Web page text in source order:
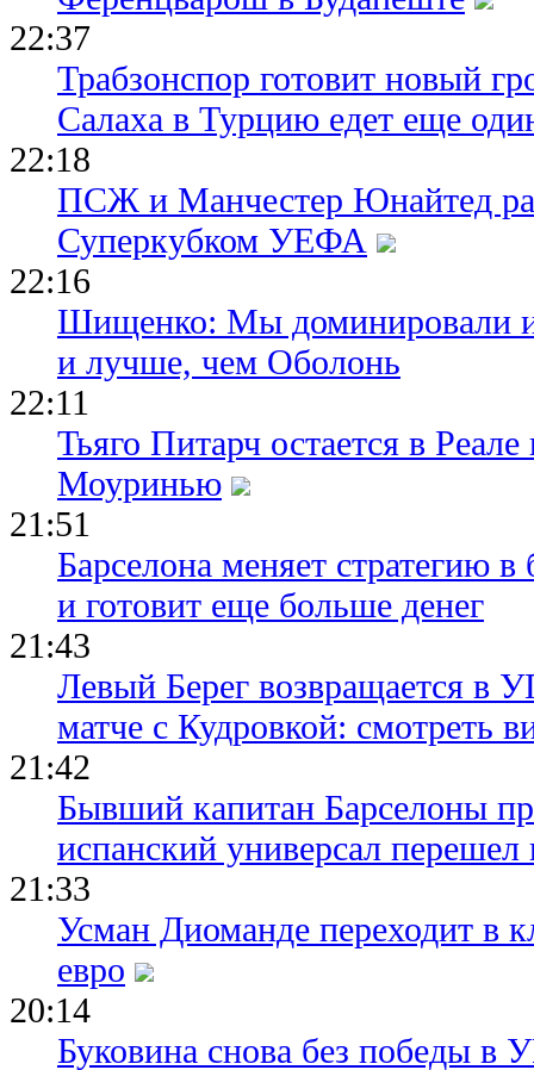
22:37
Трабзонспор готовит новый
Салаха в Турцию едет еще
22:18
ПСЖ и Манчестер Юнайтед
Суперкубком УЕФА
22:16
Шищенко: Мы доминировали
и лучше, чем Оболонь
22:11
Тьяго Питарч остается в
Моуринью
21:51
Барселона меняет стратегию
и готовит еще больше денег
21:43
Левый Берег возвращается в
матче с Кудровкой: смотреть
21:42
Бывший капитан Барселоны
испанский универсал перешел
21:33
Усман Диоманде переходит в
евро
20:14
Буковина снова без победы